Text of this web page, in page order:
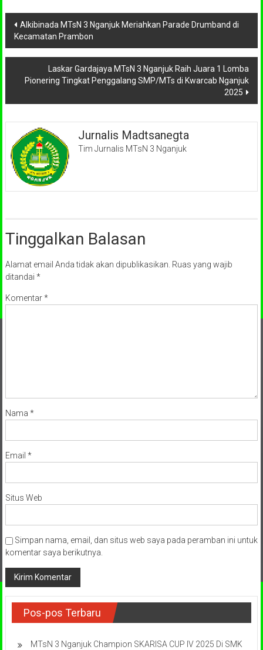
Navigasi
pos
Alkibinada MTsN 3 Nganjuk Meriahkan Parade Drumband di
Kecamatan Prambon
Laskar Gardajaya MTsN 3 Nganjuk Raih Juara 1 Lomba
Pionering Tingkat Penggalang SMP/MTs di Kwarcab Nganjuk
2025
Jurnalis Madtsanegta
Tim Jurnalis MTsN 3 Nganjuk
Tinggalkan Balasan
Alamat email Anda tidak akan dipublikasikan. Ruas yang wajib
ditandai *
Komentar*
Nama *
Email *
Situs Web
Simpan nama, email, dan situs web saya pada peramban ini untuk
komentar saya berikutnya.
Pos-pos Terbaru
MTsN 3 Nganjuk Champion SKARISA CUP IV 2025 Di SMK